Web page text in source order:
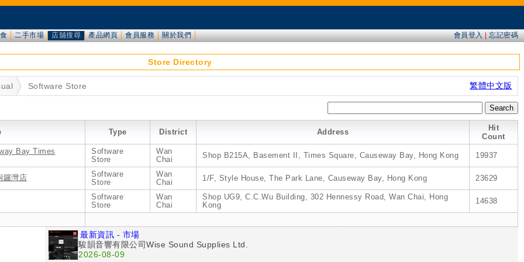
二手市場 店舖搜尋 產品網頁 會員服務 關於我們 會員登入|忘記密碼
Store Directory
繁體中文版
Software Store
Type District Address
Hit
Count
Bay Times
Software
Store
Wan
Chai
Shop B215A, Basement II, Times Square, Causeway Bay, Hong Kong 19937
鑼灣店
Software
Store
Wan
Chai
1/F, Style House, The Park Lane, Causeway Bay, Hong Kong 23629
Software
Store
Wan
Chai
Shop UG9, C.C.Wu Building, 302 Hennessy Road, Wan Chai, Hong
Kong
14638
最新資訊 - 市場
駿韻音響有限公司Wise Sound Supplies Ltd.
2026-08-09